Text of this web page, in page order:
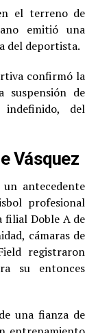
el terreno de
emitió una
del deportista.
confirmó la
de
del
Vásquez
antecedente
profesional
filial Doble A de
cámaras de
registraron
su entonces
una fianza de